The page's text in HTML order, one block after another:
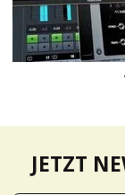
JETZT